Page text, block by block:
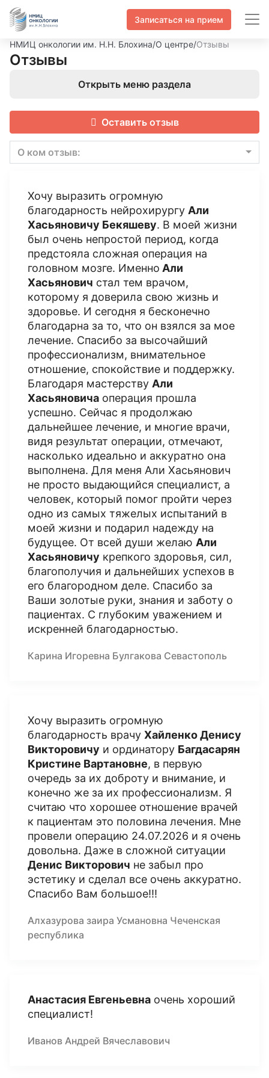
Записаться на прием
НМИЦ онкологии им. Н.Н. Блохина/О центре/Отзывы
Отзывы
Открыть меню раздела
Оставить отзыв
О ком отзыв:
Хочу выразить огромную
благодарность нейрохирургу Али
Хасьяновичу Бекяшеву. В моей жизни
был очень непростой период, когда
предстояла сложная операция на
головном мозге. Именно Али
Хасьянович стал тем врачом,
которому я доверила свою жизнь и
здоровье. И сегодня я бесконечно
благодарна за то, что он взялся за мое
лечение. Спасибо за высочайший
профессионализм, внимательное
отношение, спокойствие и поддержку.
Благодаря мастерству Али
Хасьяновича операция прошла
успешно. Сейчас я продолжаю
дальнейшее лечение, и многие врачи,
видя результат операции, отмечают,
насколько идеально и аккуратно она
выполнена. Для меня Али Хасьянович
не просто выдающийся специалист, а
человек, который помог пройти через
одно из самых тяжелых испытаний в
моей жизни и подарил надежду на
будущее. От всей души желаю Али
Хасьяновичу крепкого здоровья, сил,
благополучия и дальнейших успехов в
его благородном деле. Спасибо за
Ваши золотые руки, знания и заботу о
пациентах. С глубоким уважением и
искренней благодарностью.
Карина Игоревна Булгакова Севастополь
Хочу выразить огромную
благодарность врачу Хайленко Денису
Викторовичу и ординатору Багдасарян
Кристине Вартановне, в первую
очередь за их доброту и внимание, и
конечно же за их профессионализм. Я
считаю что хорошее отношение врачей
к пациентам это половина лечения. Мне
провели операцию 24.07.2026 и я очень
довольна. Даже в сложной ситуации
Денис Викторович не забыл про
эстетику и сделал все очень аккуратно.
Спасибо Вам большое!!!
Алхазурова заира Усмановна Чеченская
республика
Анастасия Евгеньевна очень хороший
специалист!
Иванов Андрей Вячеславович